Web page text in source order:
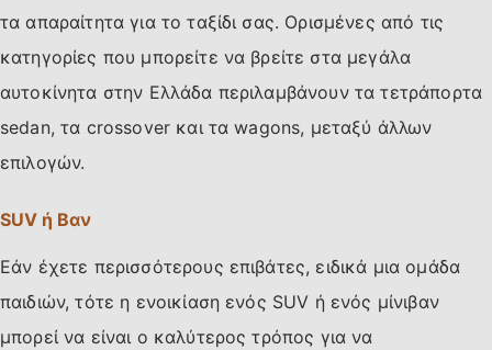
τα απαραίτητα για το ταξίδι σας. Ορισμένες από τις
κατηγορίες που μπορείτε να βρείτε στα μεγάλα
αυτοκίνητα στην Ελλάδα περιλαμβάνουν τα τετράπορτα
sedan, τα crossover και τα wagons, μεταξύ άλλων
επιλογών.
SUV ή Βαν
Εάν έχετε περισσότερους επιβάτες, ειδικά μια ομάδα
παιδιών, τότε η ενοικίαση ενός SUV ή ενός μίνιβαν
μπορεί να είναι ο καλύτερος τρόπος για να